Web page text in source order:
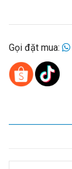
Gọi đặt mua: